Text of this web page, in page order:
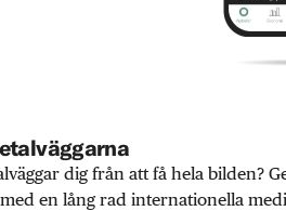
dig från att få hela bilden?
en lång rad internationella